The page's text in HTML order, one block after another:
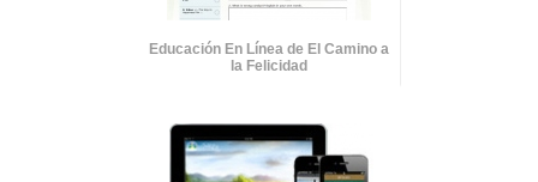
Educación En Línea de El Camino a
la Felicidad